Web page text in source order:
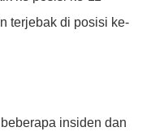
terjebak di posisi ke-
insiden dan